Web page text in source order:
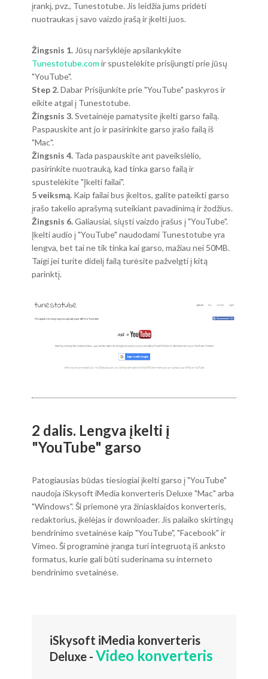
įrankį, pvz., Tunestotube. Jis leidžia jums pridėti
nuotraukas į savo vaizdo įrašą ir įkelti juos.
Žingsnis 1. Jūsų naršyklėje apsilankykite
Tunestotube.com ir spustelėkite prisijungti prie jūsų
"YouTube".
Step 2.Dabar Prisijunkite prie "YouTube" paskyros ir
eikite atgal į Tunestotube.
Žingsnis 3.Svetainėje pamatysite įkelti garso failą.
Paspauskite ant jo ir pasirinkite garso įrašo failą iš
"Mac".
Žingsnis 4. Tada paspauskite ant paveikslėlio,
pasirinkite nuotrauką, kad tinka garso failą ir
spustelėkite "Įkelti failai".
5 veiksmą. Kaip failai bus įkeltos, galite pateikti garso
įrašo takelio aprašymą suteikiant pavadinimą ir žodžius.
Žingsnis 6.Galiausiai, siųsti vaizdo įrašus į "YouTube".
Įkelti audio į "YouTube" naudodami Tunestotube yra
lengva, bet tai ne tik tinka kai garso, mažiau nei 50MB.
Taigi jei turite didelį failą turėsite pažvelgti į kitą
parinktį.
2 dalis. Lengva įkelti į
"YouTube" garso
Patogiausias būdas tiesiogiai įkelti garso į "YouTube"
naudoja iSkysoft iMedia konverteris Deluxe "Mac" arba
"Windows". Ši priemonė yra žiniasklaidos konverteris,
redaktorius, įkėlėjas ir downloader. Jis palaiko skirtingų
bendrinimo svetainėse kaip "YouTube", "Facebook" ir
Vimeo. Ši programinė įranga turi integruotą iš anksto
formatus, kurie gali būti suderinama su interneto
bendrinimo svetainėse.
iSkysoft iMedia konverteris
Deluxe -Video konverteris